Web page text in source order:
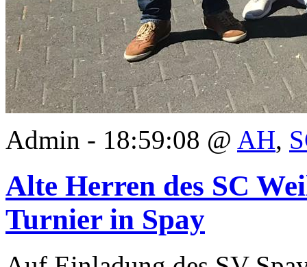
Admin - 18:59:08 @ AH,
Alte Herren des SC
Turnier in Spay